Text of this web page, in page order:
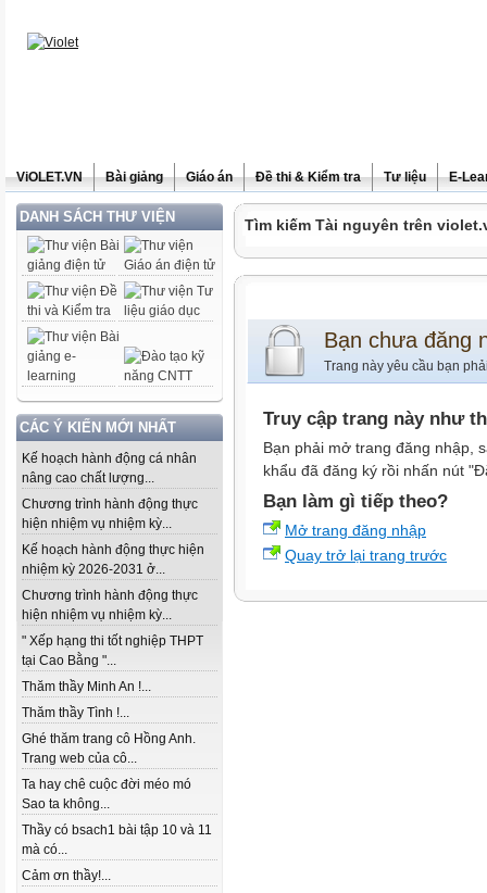
ViOLET.VN Bài giảng Giáo án Đề thi & Kiểm tra Tư liệu E-
DANH SÁCH THƯ VIỆN
CÁC Ý KIẾN MỚI NHẤT
Kế hoạch hành động cá nhân
nâng cao chất lượng...
Chương trình hành động thực
hiện nhiệm vụ nhiệm kỳ...
Kế hoạch hành động thực hiện
nhiệm kỳ 2026-2031 ở...
Chương trình hành động thực
hiện nhiệm vụ nhiệm kỳ...
" Xếp hạng thi tốt nghiệp THPT
tại Cao Bằng "...
Thăm thầy Minh An !...
Thăm thầy Tình !...
Ghé thăm trang cô Hồng Anh.
Trang web của cô...
Ta hay chê cuộc đời méo mó
Sao ta không...
Thầy có bsach1 bài tập 10 và 11
mà có...
Cảm ơn thầy!...
Tìm kiếm Tài nguyên trên
Bạn chưa đăng
Trang này yêu cầu bạn
Truy cập trang này như
Bạn phải mở trang đăng nhập,
khẩu đã đăng ký rồi nhấn nút
Bạn làm gì tiếp theo?
Mở trang đăng nhập
Quay trở lại trang trước